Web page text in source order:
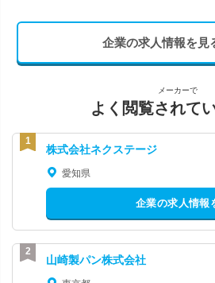
企業の求人情報を見
メーカーで
よく閲覧されて
株式会社ネクステージ
愛知県
企業の求人情報
山崎製パン株式会社